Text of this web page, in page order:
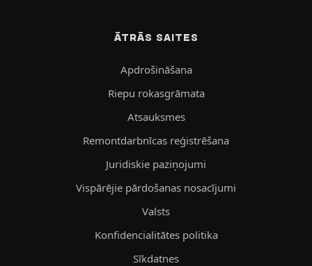
ĀTRĀS SAITES
Apdrošināšana
Riepu rokasgrāmata
Atsauksmes
Remontdarbnīcas reģistrēšana
Juridiskie paziņojumi
Vispārējie pārdošanas nosacījumi
Valsts
Konfidencialitātes politika
Sīkdatnes